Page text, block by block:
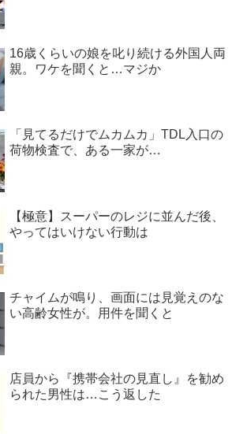
16歳くらいの娘を叱り続ける外国人両
親。ワケを聞くと…マジか
「見てるだけでムカムカ」TDL入口の
荷物検査で、ある一家が…
【極意】スーパーのレジに並んだ後、
やってはいけない行動は
チャイムが鳴り、画面には見覚えのな
い高齢女性が。用件を聞くと
店員から『携帯会社の見直し』を勧め
られた男性は…こう返した